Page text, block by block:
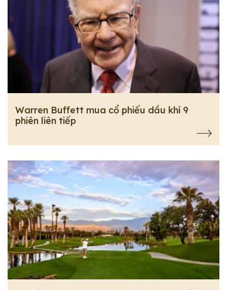
Warren Buffett mua cổ phiếu dầu khí 9
phiên liên tiếp